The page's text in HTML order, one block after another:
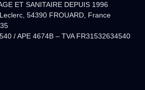
ET SANITAIRE DEPUIS 1996
54390 FROUARD, France
/ APE 4674B – TVA FR31532634540